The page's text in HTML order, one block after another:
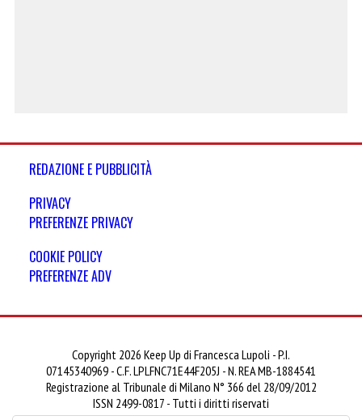
REDAZIONE E PUBBLICITÀ
PRIVACY
PREFERENZE PRIVACY
COOKIE POLICY
PREFERENZE ADV
Copyright 2026 Keep Up di Francesca Lupoli - P.I.
07145340969 - C.F. LPLFNC71E44F205J - N. REA MB-1884541
Registrazione al Tribunale di Milano N° 366 del 28/09/2012
ISSN 2499-0817 - Tutti i diritti riservati